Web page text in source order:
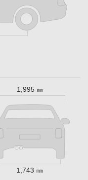
1,995 ㎜
1,743 ㎜